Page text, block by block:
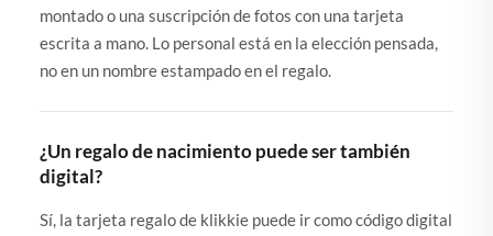
montado o una suscripción de fotos con una tarjeta
escrita a mano. Lo personal está en la elección pensada,
no en un nombre estampado en el regalo.
¿Un regalo de nacimiento puede ser también
digital?
Sí, la tarjeta regalo de klikkie puede ir como código digital